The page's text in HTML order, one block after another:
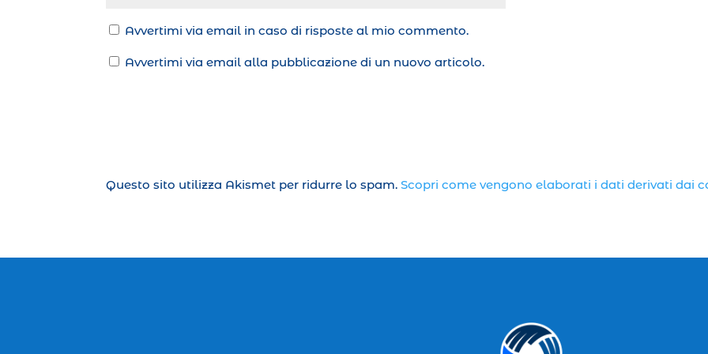
Avvertimi via email in caso di risposte al mio commento.
Avvertimi via email alla pubblicazione di un nuovo articolo.
Questo sito utilizza Akismet per ridurre lo spam.Scopri come vengono elaborati i dati derivati dai